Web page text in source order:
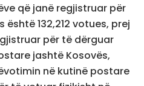
që janë regjistruar për
132,212 votues, prej
për të dërguar
jashtë Kosovës,
në kutinë postare